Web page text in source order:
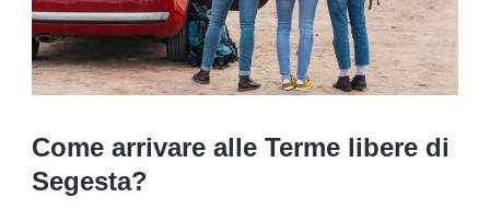
Come arrivare alle Terme libere di
Segesta?